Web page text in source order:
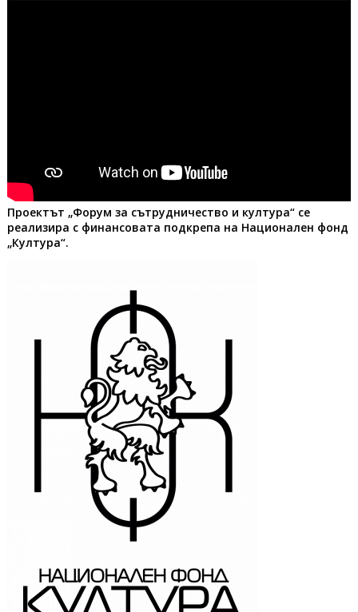
Проектът „Форум за сътрудничество и култура“ се
реализира с финансовата подкрепа на Национален фонд
„Култура“.